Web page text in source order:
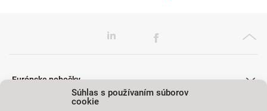
Súhlas s používaním súborov
cookie
Európske pobočky